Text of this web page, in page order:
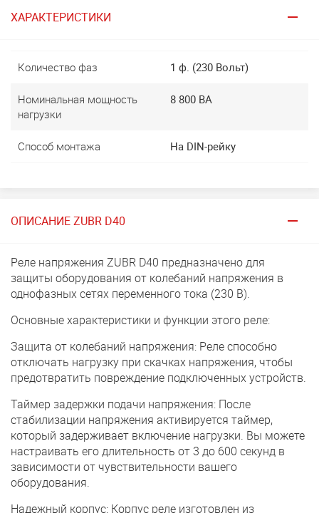
ХАРАКТЕРИСТИКИ
Количество фаз 1 ф. (230 Вольт)
Номинальная мощность
нагрузки
8 800 ВА
Способ монтажа На DIN-рейку
ОПИСАНИЕ ZUBR D40
Реле напряжения ZUBR D40 предназначено для
защиты оборудования от колебаний напряжения в
однофазных сетях переменного тока (230 В).
Основные характеристики и функции этого реле:
Защита от колебаний напряжения: Реле способно
отключать нагрузку при скачках напряжения, чтобы
предотвратить повреждение подключенных устройств.
Таймер задержки подачи напряжения: После
стабилизации напряжения активируется таймер,
который задерживает включение нагрузки. Вы можете
настраивать его длительность от 3 до 600 секунд в
зависимости от чувствительности вашего
оборудования.
Надежный корпус: Корпус реле изготовлен из